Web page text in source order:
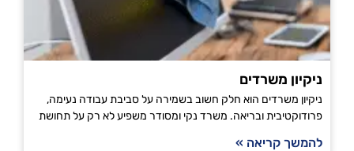
ניקיון משרדים
ניקיון משרדים הוא חלק חשוב בשמירה על סביבת עבודה נעימה,
פרודוקטיבית ובריאה. משרד נקי ומסודר משפיע לא רק על תחושת
להמשך קריאה »